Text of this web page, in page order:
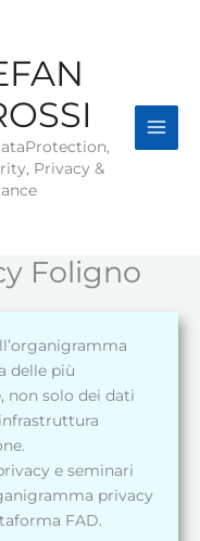
Privacy &
Foligno
delle più
non solo dei dati
e seminari
privacy
FAD.